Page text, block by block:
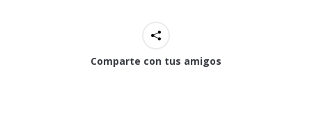
Comparte con tus amigos